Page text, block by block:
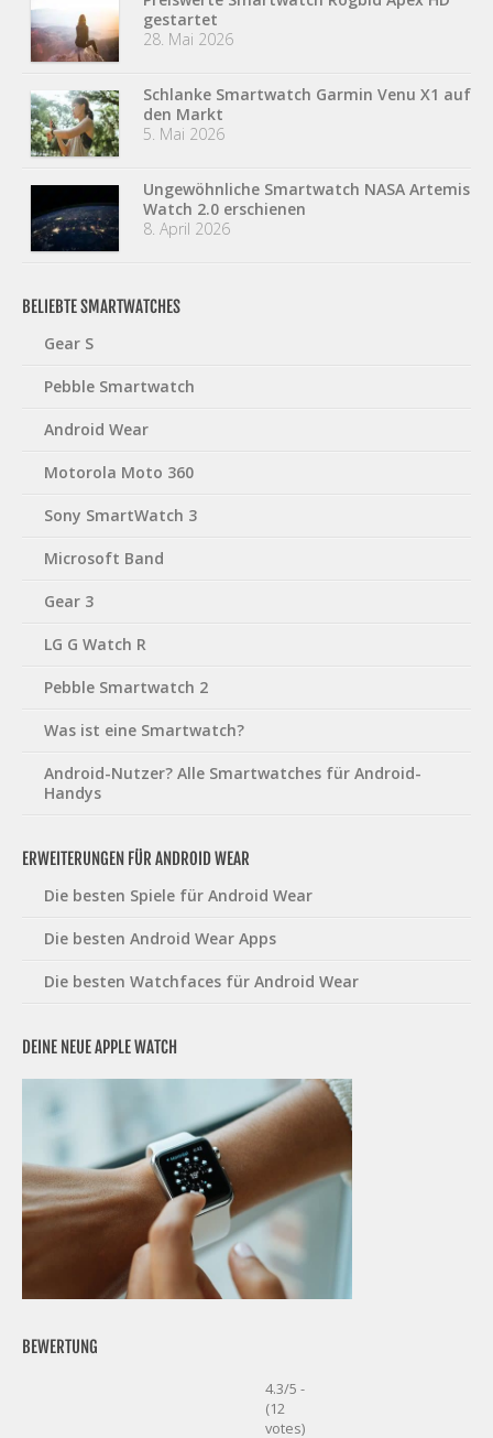
gestartet
28. Mai 2026
Schlanke Smartwatch Garmin Venu X1 auf
den Markt
5. Mai 2026
Ungewöhnliche Smartwatch NASA Artemis
Watch 2.0 erschienen
8. April 2026
BELIEBTE SMARTWATCHES
Gear S
Pebble Smartwatch
Android Wear
Motorola Moto 360
Sony SmartWatch 3
Microsoft Band
Gear 3
LG G Watch R
Pebble Smartwatch 2
Was ist eine Smartwatch?
Android-Nutzer? Alle Smartwatches für Android-
Handys
ERWEITERUNGEN FÜR ANDROID WEAR
Die besten Spiele für Android Wear
Die besten Android Wear Apps
Die besten Watchfaces für Android Wear
DEINE NEUE APPLE WATCH
BEWERTUNG
4.3/5 -
(12
votes)